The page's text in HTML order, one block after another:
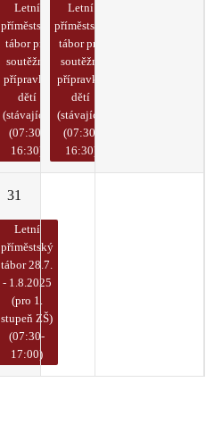
Letní
příměstský
tábor pro
soutěžní
přípravky
dětí
(stávající)
(07:30-
16:30)
Letní
příměstský
tábor pro
soutěžní
přípravky
dětí
(stávající)
(07:30-
16:30)
31
Letní
příměstský
tábor 28.7.
- 1.8.2025
(pro 1.
stupeň ZŠ)
(07:30-
17:00)